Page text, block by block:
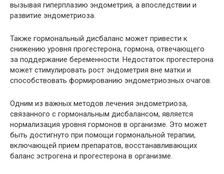
вызывая гиперплазию эндометрия, а впоследствии и
развитие эндометриоза.
Также гормональный дисбаланс может привести к
снижению уровня прогестерона, гормона, отвечающего
за поддержание беременности. Недостаток прогестерона
может стимулировать рост эндометрия вне матки и
способствовать формированию эндометриозных очагов.
Одним из важных методов лечения эндометриоза,
связанного с гормональным дисбалансом, является
нормализация уровня гормонов в организме. Это может
быть достигнуто при помощи гормональной терапии,
включающей прием препаратов, восстанавливающих
баланс эстрогена и прогестерона в организме.